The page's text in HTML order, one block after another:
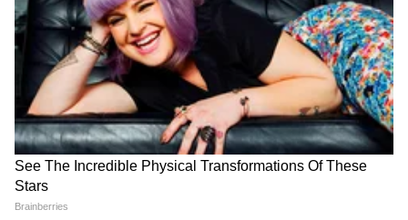
Related Articles
Weather Update : मान्सूनने वेग
धरला, महाराष्ट्रात पावसाचा जोर
वाढणार; 'या' जिल्ह्यांना येलो अलर्ट!
Tukaram Mundhe | गुटखा
विकणारे आणि खाणारे सावधान,
तुकाराम मुंढे यांचा थेट इशारा